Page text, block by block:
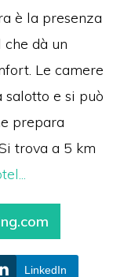
è la presenza
dà un
Le camere
salotto e si può
prepara
trova a 5 km
LinkedIn